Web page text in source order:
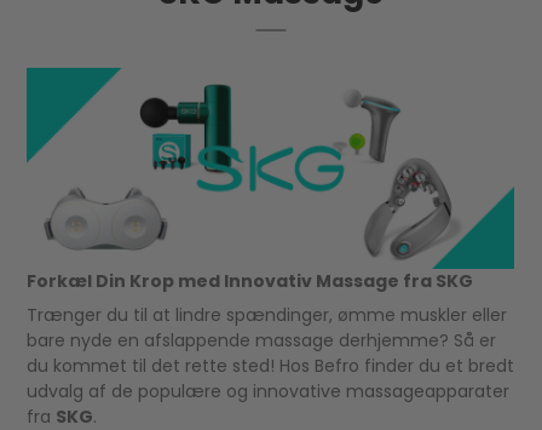
Forkæl Din Krop med Innovativ Massage fra SKG
Trænger du til at lindre spændinger, ømme muskler eller
bare nyde en afslappende massage derhjemme? Så er
du kommet til det rette sted! Hos Befro finder du et bredt
udvalg af de populære og innovative massageapparater
fra SKG.